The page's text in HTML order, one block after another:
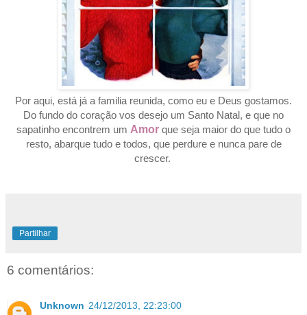
Por aqui, está já a familia reunida, como eu e Deus gostamos.
Do fundo do coração vos desejo um Santo Natal, e que no
sapatinho encontrem um Amor que seja maior do que tudo o
resto, abarque tudo e todos, que perdure e nunca pare de
crescer.
Partilhar
6 comentários:
Unknown 24/12/2013, 22:23:00